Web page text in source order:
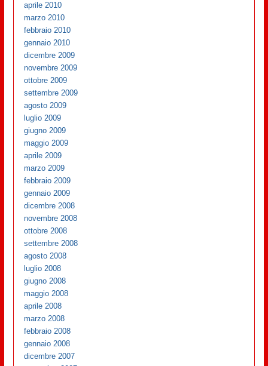
aprile 2010
marzo 2010
febbraio 2010
gennaio 2010
dicembre 2009
novembre 2009
ottobre 2009
settembre 2009
agosto 2009
luglio 2009
giugno 2009
maggio 2009
aprile 2009
marzo 2009
febbraio 2009
gennaio 2009
dicembre 2008
novembre 2008
ottobre 2008
settembre 2008
agosto 2008
luglio 2008
giugno 2008
maggio 2008
aprile 2008
marzo 2008
febbraio 2008
gennaio 2008
dicembre 2007